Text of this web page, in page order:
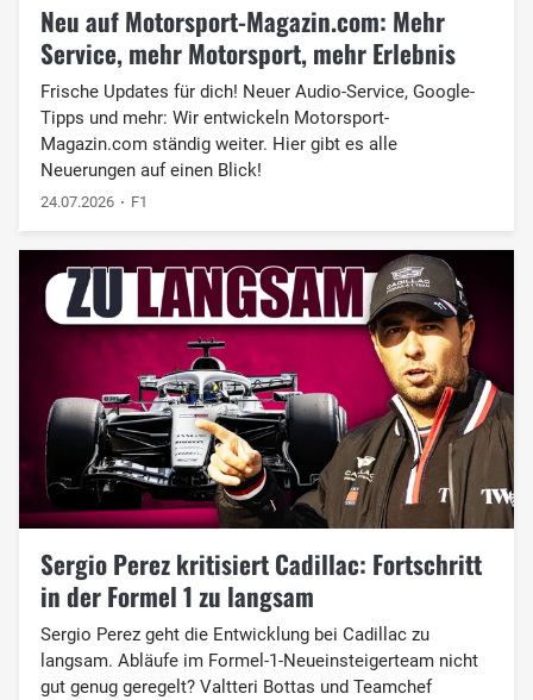
Neu auf Motorsport-Magazin.com: Mehr
Service, mehr Motorsport, mehr Erlebnis
Frische Updates für dich! Neuer Audio-Service, Google-
Tipps und mehr: Wir entwickeln Motorsport-
Magazin.com ständig weiter. Hier gibt es alle
Neuerungen auf einen Blick!
24.07.2026 F1
Sergio Perez kritisiert Cadillac: Fortschritt
in der Formel 1 zu langsam
Sergio Perez geht die Entwicklung bei Cadillac zu
langsam. Abläufe im Formel-1-Neueinsteigerteam nicht
gut genug geregelt? Valtteri Bottas und Teamchef